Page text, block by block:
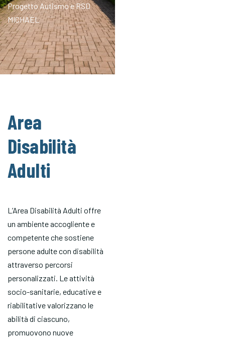
Progetto Autismo e RSD
MICHAEL
Area
Disabilità
Adulti
L’Area Disabilità Adulti offre
un ambiente accogliente e
competente che sostiene
persone adulte con disabilità
attraverso percorsi
personalizzati. Le attività
socio-sanitarie, educative e
riabilitative valorizzano le
abilità di ciascuno,
promuovono nuove